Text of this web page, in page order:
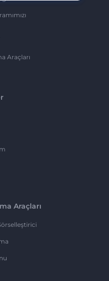
Araçları
Araçları